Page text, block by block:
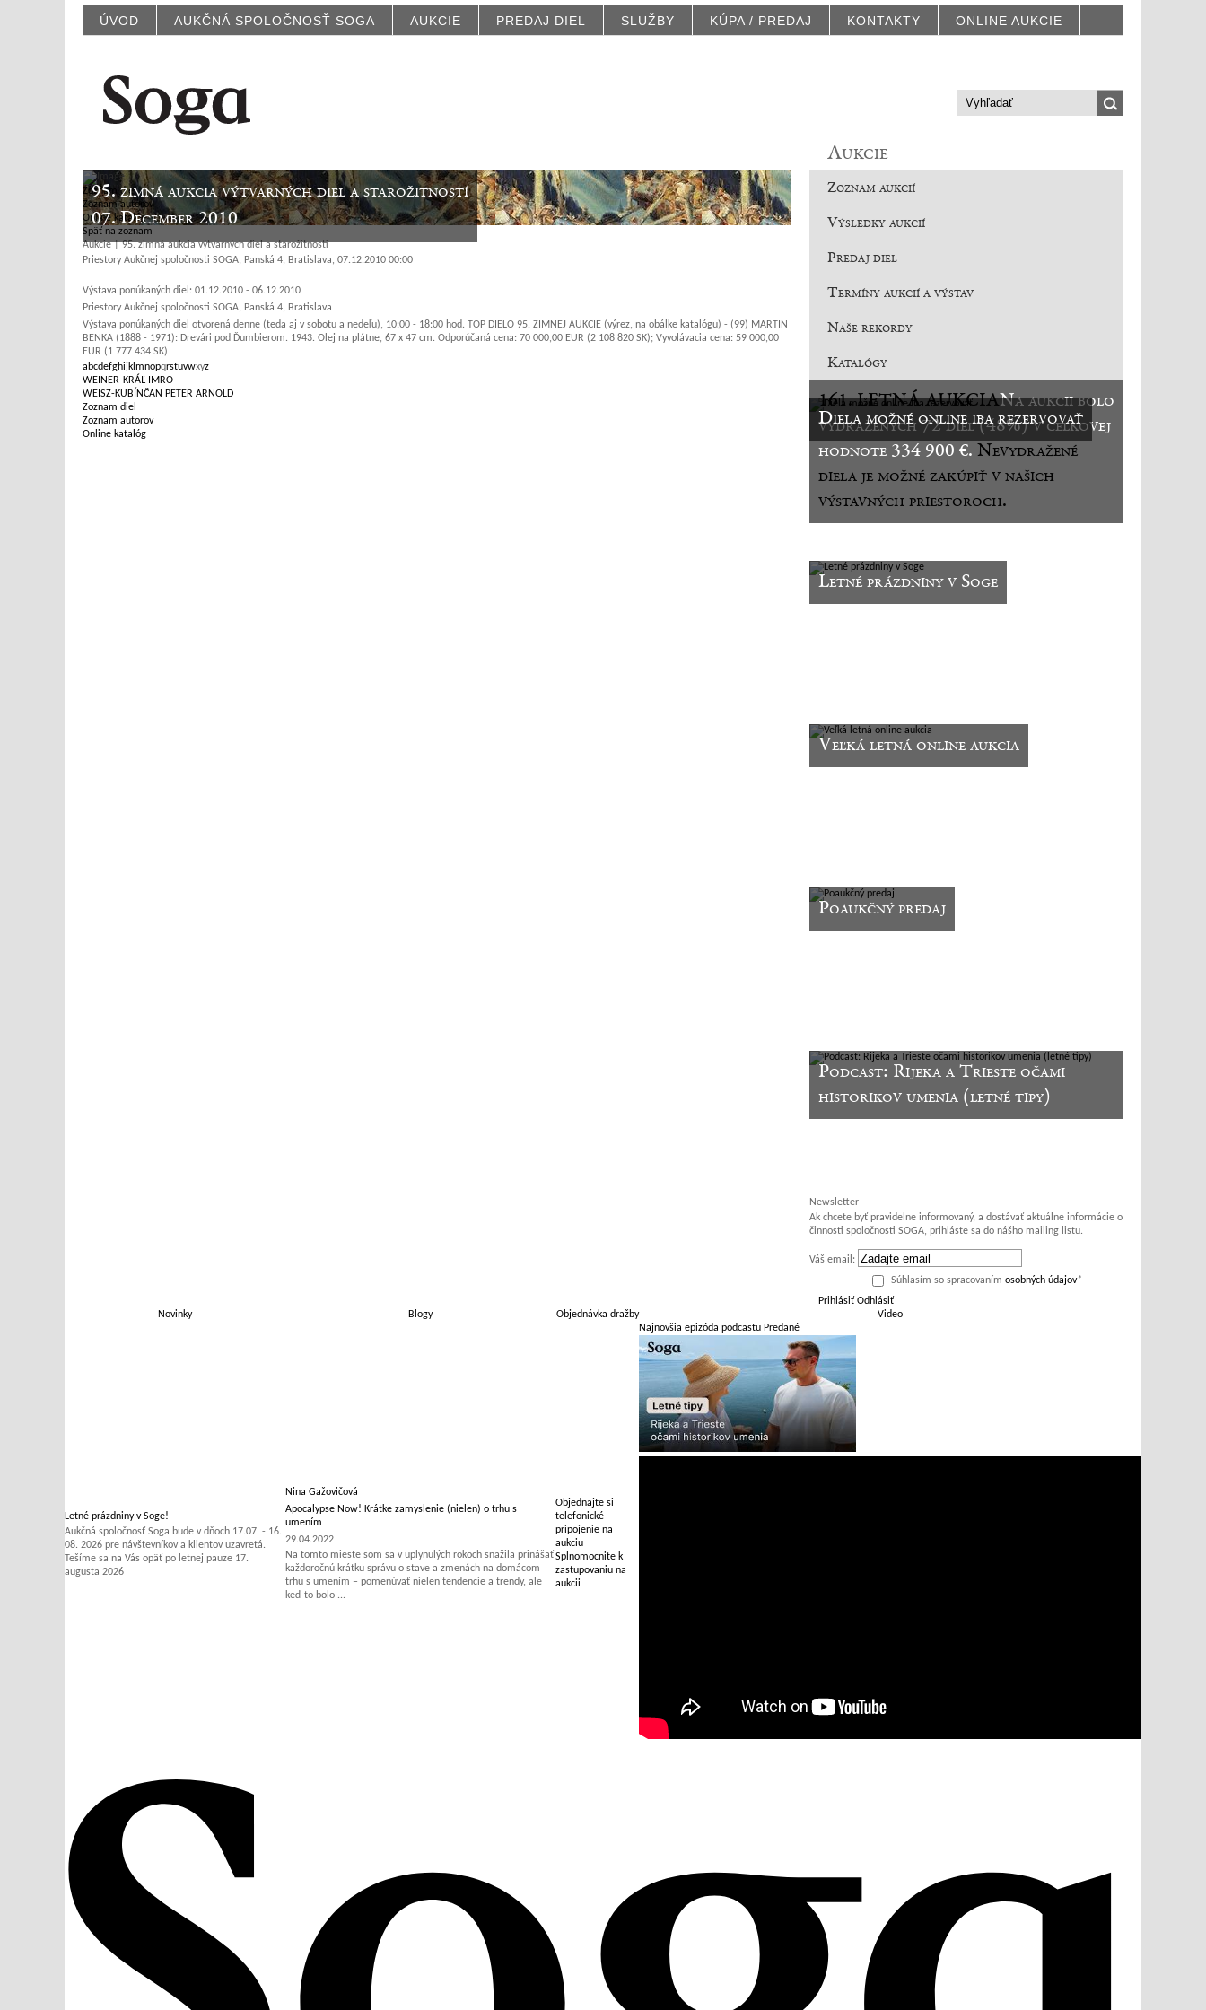
ÚVOD AUKČNÁ SPOLOČNOSŤ SOGA AUKCIE PREDAJ DIEL SLUŽBY KÚPA / PREDAJ KONTAKTY ONLINE AUKCIE
95. zimná aukcia výtvarných diel a starožitností
07. December 2010
Zoznam diel
Zoznam autorov
Online katalóg
Späť na zoznam
Aukcie | 95. zimná aukcia výtvarných diel a starožitností
Priestory Aukčnej spoločnosti SOGA, Panská 4, Bratislava, 07.12.2010 00:00
Výstava ponúkaných diel: 01.12.2010 - 06.12.2010
Priestory Aukčnej spoločnosti SOGA, Panská 4, Bratislava
Výstava ponúkaných diel otvorená denne (teda aj v sobotu a nedeľu), 10:00 - 18:00 hod. TOP DIELO 95. ZIMNEJ AUKCIE (výrez, na obálke katalógu) - (99) MARTIN
BENKA (1888 - 1971): Drevári pod Ďumbierom. 1943. Olej na plátne, 67 x 47 cm. Odporúčaná cena: 70 000,00 EUR (2 108 820 SK); Vyvolávacia cena: 59 000,00
EUR (1 777 434 SK)
abcdefghijk mnopqrstuvwxyz
WEINER-KRÁĽ IMRO
WEISZ-KUBÍNČAN PETER ARNOLD
Zoznam diel
Zoznam autorov
Online katalóg
Aukcie
Zoznam aukcií
Výsledky aukcií
Predaj diel
Termíny aukcií a výstav
Naše rekordy
Katalógy
161. LETNÁ AUKCIANa aukcii bolo
vydražených 72 diel (48%) v celkovej
hodnote 334 900 €.Nevydražené
diela je možné zakúpiť v našich
výstavných priestoroch.
Diela možné online iba rezervovať
Letné prázdniny v Soge
Veľká letná online aukcia
Poaukčný predaj
Podcast: Rijeka a Trieste očami
historikov umenia (letné tipy)
Newsletter
Ak chcete byť pravidelne informovaný, a dostávať aktuálne informácie o
činnosti spoločnosti SOGA, prihláste sa do nášho mailing listu.
Váš email:
Súhlasím so spracovaním osobných údajov*
Prihlásiť Odhlásiť
Novinky
Blogy Objednávka dražby Video
Letné prázdniny v Soge!
Aukčná spoločnosť Soga bude v dňoch 17.07. - 16.
08. 2026 pre návštevníkov a klientov uzavretá.
Tešíme sa na Vás opäť po letnej pauze 17.
augusta 2026
Nina Gažovičová
Apocalypse Now! Krátke zamyslenie (nielen) o trhu s
umením
29.04.2022
Na tomto mieste som sa v uplynulých rokoch snažila prinášať
každoročnú krátku správu o stave a zmenách na domácom
trhu s umením – pomenúvať nielen tendencie a trendy, ale
keď to bolo ...
Objednajte si
telefonické
pripojenie na
aukciu
Splnomocnite k
zastupovaniu na
aukcii
Najnovšia epizóda podcastu Predané